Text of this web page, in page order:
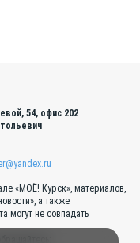
54, офис 202
«МОЁ! Курск», материалов,
а также
могут не совпадать